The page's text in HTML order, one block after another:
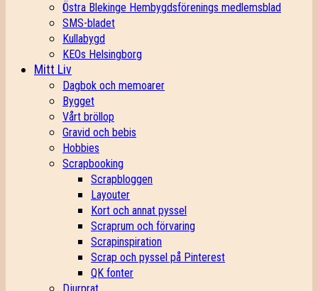
Östra Blekinge Hembygdsförenings medlemsblad
SMS-bladet
Kullabygd
KEOs Helsingborg
Mitt Liv
Dagbok och memoarer
Bygget
Vårt bröllop
Gravid och bebis
Hobbies
Scrapbooking
Scrapbloggen
Layouter
Kort och annat pyssel
Scraprum och förvaring
Scrapinspiration
Scrap och pyssel på Pinterest
QK fonter